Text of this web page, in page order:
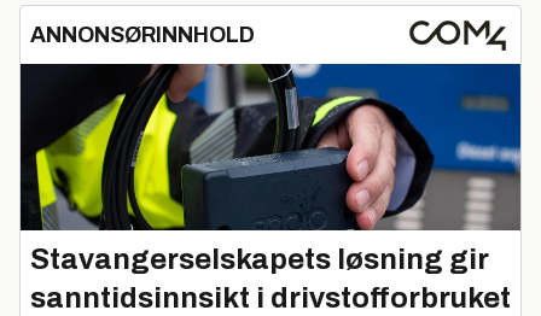
ANNONSØRINNHOLD
Stavangerselskapets løsning gir
sanntidsinnsikt i drivstofforbruket